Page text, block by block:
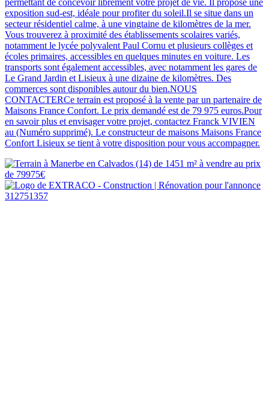
exposition sud-est, idéale pour profiter du soleil.Il se situe dans un
secteur résidentiel calme, à une vingtaine de kilomètres de la mer.
Vous trouverez à proximité des établissements scolaires variés,
notamment le lycée polyvalent Paul Cornu et plusieurs collèges et
écoles primaires, accessibles en quelques minutes en voiture. Les
transports sont également accessibles, avec notamment les gares de
Le Grand Jardin et Lisieux à une dizaine de kilomètres. Des
commerces sont disponibles autour du bien.NOUS
CONTACTERCe terrain est proposé à la vente par un partenaire de
Maisons France Confort. Le prix demandé est de 79 975 euros.Pour
en savoir plus et envisager votre projet, contactez Franck VIVIEN
au (Numéro supprimé). Le constructeur de maisons Maisons France
Confort Lisieux se tient à votre disposition pour vous accompagner.